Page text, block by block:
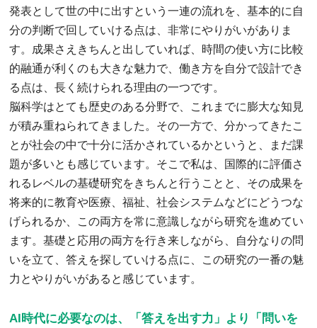
発表として世の中に出すという一連の流れを、基本的に自
分の判断で回していける点は、非常にやりがいがありま
す。成果さえきちんと出していれば、時間の使い方に比較
的融通が利くのも大きな魅力で、働き方を自分で設計でき
る点は、長く続けられる理由の一つです。
脳科学はとても歴史のある分野で、これまでに膨大な知見
が積み重ねられてきました。その一方で、分かってきたこ
とが社会の中で十分に活かされているかというと、まだ課
題が多いとも感じています。そこで私は、国際的に評価さ
れるレベルの基礎研究をきちんと行うことと、その成果を
将来的に教育や医療、福祉、社会システムなどにどうつな
げられるか、この両方を常に意識しながら研究を進めてい
ます。基礎と応用の両方を行き来しながら、自分なりの問
いを立て、答えを探していける点に、この研究の一番の魅
力とやりがいがあると感じています。
AI時代に必要なのは、「答えを出す力」より「問いを